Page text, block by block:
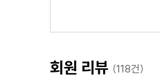
회원 리뷰 (118건)